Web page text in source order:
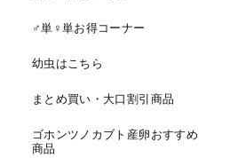
♂単♀単お得コーナー
幼虫はこちら
まとめ買い・大口割引商品
ゴホンツノカブト産卵おすすめ
商品